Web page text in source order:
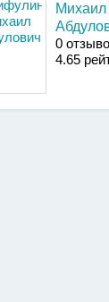
Михаил
0
4.65